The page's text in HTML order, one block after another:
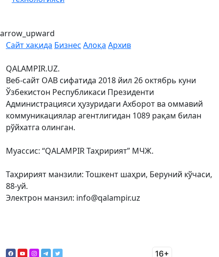
arrow_upward
Сайт хақида Бизнес Алоқа Архив
QALAMPIR.UZ.
Веб-сайт ОАВ сифатида 2018 йил 26 октябрь куни
Ўзбекистон Республикаси Президенти
Администрацияси ҳузуридаги Ахборот ва оммавий
коммуникациялар агентлигидан 1089 рақам билан
рўйхатга олинган.
Муассис: “QALAMPIR Таҳририят” МЧЖ.
Таҳририят манзили: Тошкент шаҳри, Беруний кўчаси,
88-уй.
Электрон манзил: info@qalampir.uz